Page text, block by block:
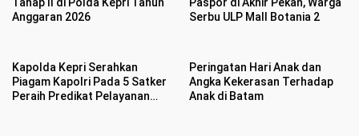
Anggaran 2026
Serbu ULP Mall Botania 2
Kapolda Kepri Serahkan
Piagam Kapolri Pada 5 Satker
Peraih Predikat Pelayanan
Peringatan Hari Anak dan
Angka Kekerasan Terhadap
Anak di Batam